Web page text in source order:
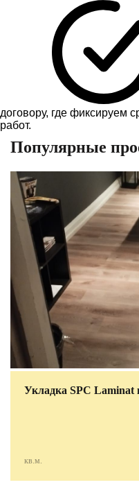
договору, где фиксируем
работ.
Популярные
Укладка SPC Laminat
кв.м.